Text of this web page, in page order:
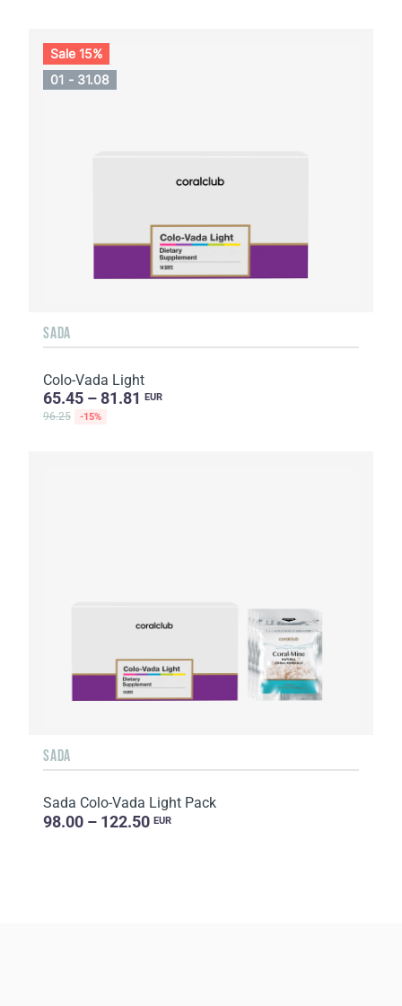
Sale 15%
01 - 31.08
SADA
Colo-Vada Light
65.45 – 81.81 EUR
96.25 -15%
SADA
Sada Colo-Vada Light Pack
98.00 – 122.50 EUR